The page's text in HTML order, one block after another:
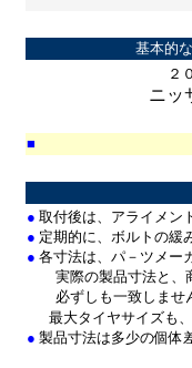
基本的
２
ニッ
■
● 取付後は、アライメン
● 定期的に、ボルトの緩
● 各寸法は、パ－ツメー
実際の製品寸法と、
必ずしも一致しませ
最大タイヤサイズも
● 製品寸法は多少の個体